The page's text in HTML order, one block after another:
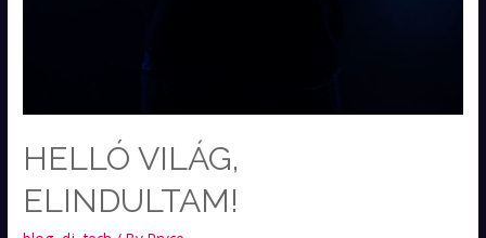
HELLÓ VILÁG,
ELINDULTAM!